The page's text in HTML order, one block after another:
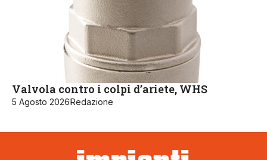
Valvola contro i colpi d’ariete, WHS
5 Agosto 2026Redazione